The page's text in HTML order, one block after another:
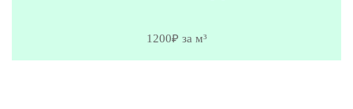
1200₽ за м³